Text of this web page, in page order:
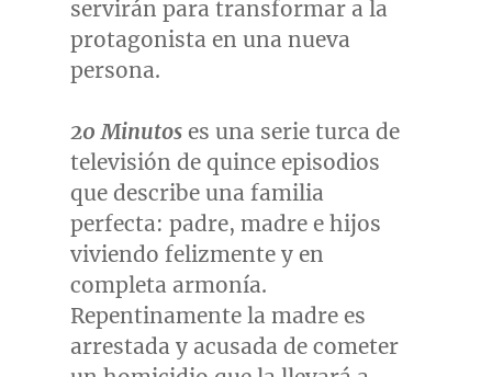
servirán para transformar a la
protagonista en una nueva
persona.
20 Minutoses una serie turca de
televisión de quince episodios
que describe una familia
perfecta: padre, madre e hijos
viviendo felizmente y en
completa armonía.
Repentinamente la madre es
arrestada y acusada de cometer